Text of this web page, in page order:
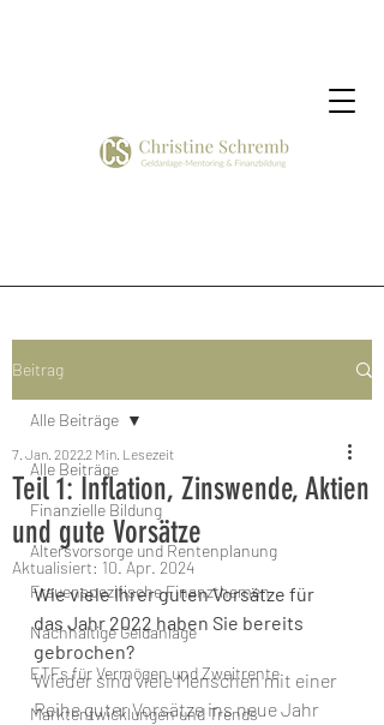
Beitrag
Alle Beiträge
Finanzielle Bildung
Altersvorsorge und Rentenplanung
Frauenspezifische Finanzthemen
Nachhaltige Geldanlage
ETFs für Vermögen und Zweitrente
Marktentwicklungen und Trends
Alle Beiträge
Teil 1: Inflation, Zinswende, Aktien
und gute Vorsätze
7. Jan. 20222 Min. Lesezeit
Aktualisiert: 10. Apr. 2024
Wie viele Ihrer guten Vorsätze für
das Jahr 2022 haben Sie bereits
gebrochen?
Wieder sind viele Menschen mit einer
Reihe guter Vorsätze ins neue Jahr